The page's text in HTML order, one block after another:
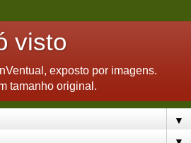
visto
exposto por imagens.
tamanho original.
▼